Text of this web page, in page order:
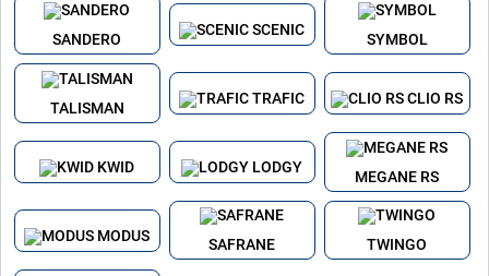
SANDERO
SCENIC
SYMBOL
TALISMAN
TRAFIC CLIO RS
KWID LODGY
MEGANE RS
MODUS
SAFRANE TWINGO